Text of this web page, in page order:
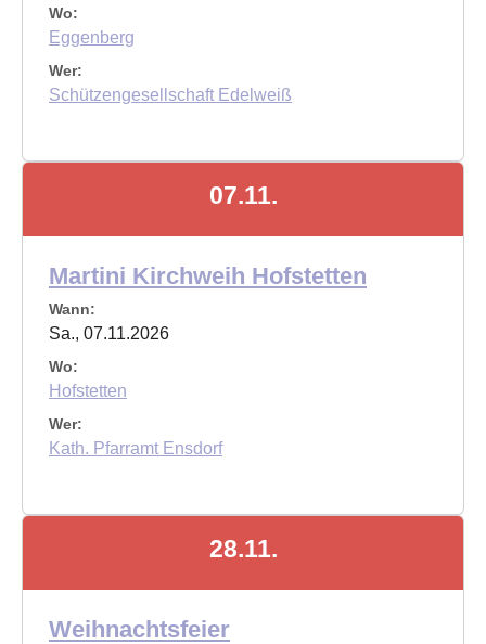
Wo:
Eggenberg
Wer:
Schützengesellschaft Edelweiß
07.11.
Martini Kirchweih Hofstetten
Wann:
Sa., 07.11.2026
Wo:
Hofstetten
Wer:
Kath. Pfarramt Ensdorf
28.11.
Weihnachtsfeier